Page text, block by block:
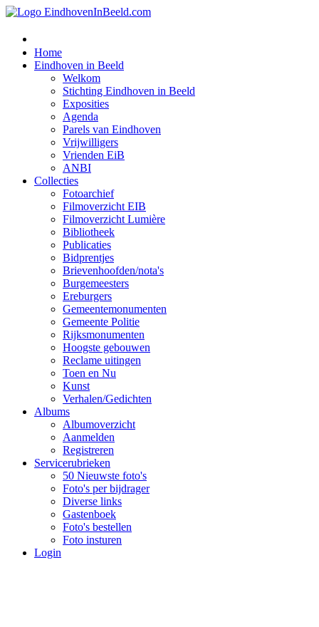
Home
Eindhoven in Beeld
Welkom
Stichting Eindhoven in Beeld
Exposities
Agenda
Parels van Eindhoven
Vrijwilligers
Vrienden EiB
ANBI
Collecties
Fotoarchief
Filmoverzicht EIB
Filmoverzicht Lumière
Bibliotheek
Publicaties
Bidprentjes
Brievenhoofden/nota's
Burgemeesters
Ereburgers
Gemeentemonumenten
Gemeente Politie
Rijksmonumenten
Hoogste gebouwen
Reclame uitingen
Toen en Nu
Kunst
Verhalen/Gedichten
Albums
Albumoverzicht
Aanmelden
Registreren
Servicerubrieken
50 Nieuwste foto's
Foto's per bijdrager
Diverse links
Gastenboek
Foto's bestellen
Foto insturen
Login